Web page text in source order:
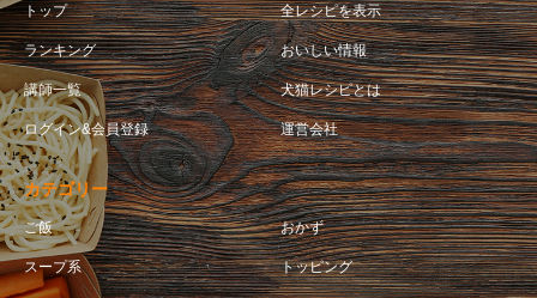
トップ 全レシピを表示
ランキング おいしい情報
講師一覧 犬猫レシピとは
ログイン&会員登録 運営会社
カテゴリー
ご飯 おかず
スープ系 トッピング